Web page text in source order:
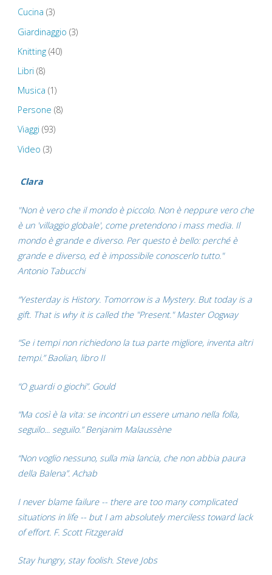
Cucina (3)
Giardinaggio (3)
Knitting(40)
Libri (8)
Musica (1)
Persone (8)
Viaggi (93)
Video (3)
Clara
"Non è vero che il mondo è piccolo. Non è neppure vero che
è un 'villaggio globale', come pretendono i mass media. Il
mondo è grande e diverso. Per questo è bello: perché è
grande e diverso, ed è impossibile conoscerlo tutto."
Antonio Tabucchi
“Yesterday is History. Tomorrow is a Mystery. But today is a
gift. That is why it is called the "Present." Master Oogway
“Se i tempi non richiedono la tua parte migliore, inventa altri
tempi.” Baolian, libro II
“O guardi o giochi”. Gould
“Ma così è la vita: se incontri un essere umano nella folla,
seguilo... seguilo.” Benjanim Malaussène
“Non voglio nessuno, sulla mia lancia, che non abbia paura
della Balena”. Achab
I never blame failure -- there are too many complicated
situations in life -- but I am absolutely merciless toward lack
of effort. F. Scott Fitzgerald
Stay hungry, stay foolish. Steve Jobs